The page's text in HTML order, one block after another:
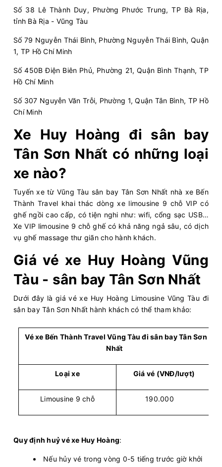
Số 38 Lê Thành Duy, Phường Phước Trung, TP Bà Rịa,
tỉnh Bà Rịa - Vũng Tàu
Số 79 Nguyễn Thái Bình, Phường Nguyễn Thái Bình, Quận
1, TP Hồ Chí Minh
Số 450B Điện Biên Phủ, Phường 21, Quận Bình Thạnh, TP
Hồ Chí Minh
Số 307 Nguyễn Văn Trỗi, Phường 1, Quận Tân Bình, TP Hồ
Chí Minh
Xe Huy Hoàng đi sân bay
Tân Sơn Nhất có những loại
xe nào?
Tuyến xe từ Vũng Tàu sân bay Tân Sơn Nhất nhà xe Bến
Thành Travel khai thác dòng xe limousine 9 chỗ VIP có
ghế ngồi cao cấp, có tiện nghi như: wifi, cổng sạc USB…
Xe VIP limousine 9 chỗ ghế có khả năng ngả sâu, có dịch
vụ ghế massage thư giãn cho hành khách.
Giá vé xe Huy Hoàng Vũng
Tàu - sân bay Tân Sơn Nhất
Dưới đây là giá vé xe Huy Hoàng Limousine Vũng Tàu đi
sân bay Tân Sơn Nhất hành khách có thể tham khảo:
Vé xe Bến Thành Travel Vũng Tàu đi sân bay Tân Sơn
Nhất
Loại xe Giá vé (VNĐ/lượt)
Limousine 9 chỗ 190.000
Quy định huỷ vé xe Huy Hoàng:
Nếu hủy vé trong vòng 0-5 tiếng trước giờ khởi